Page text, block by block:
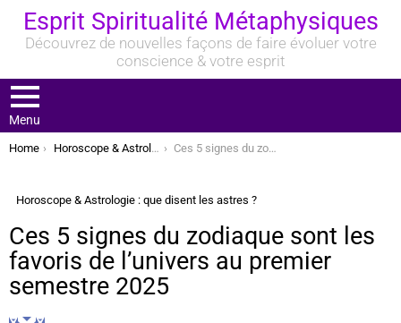
Esprit Spiritualité Métaphysiques
Découvrez de nouvelles façons de faire évoluer votre
conscience & votre esprit
Menu
You are here:
Home Horoscope & Astrologie : que disent les astres ? Ces 5 signes du zodiaque sont les favoris de l’univers au premier semestre 2025
Horoscope & Astrologie : que disent les astres ?
Ces 5 signes du zodiaque sont les
favoris de l’univers au premier
semestre 2025